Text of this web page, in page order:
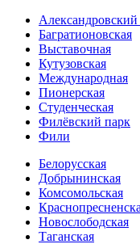
Александ­ровский
Багратионовская
Выставочная
Кутузовская
Международная
Пионерская
Студенческая
Филёвский парк
Фили
Белорусская
Добрынинская
Комсо­мольская
Новослободская
Таганская